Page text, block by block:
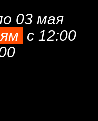
03 мая
с 12:00